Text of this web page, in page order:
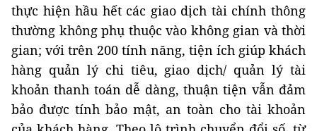
thực hiện hầu hết các giao dịch tài chính thông
thường không phụ thuộc vào không gian và thời
gian; với trên 200 tính năng, tiện ích giúp khách
hàng quản lý chi tiêu, giao dịch/ quản lý tài
khoản thanh toán dễ dàng, thuận tiện vẫn đảm
bảo được tính bảo mật, an toàn cho tài khoản